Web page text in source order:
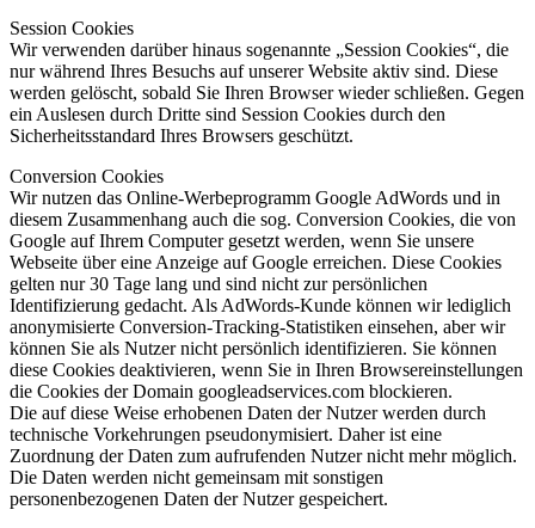
Session Cookies
Wir verwenden darüber hinaus sogenannte „Session Cookies“, die
nur während Ihres Besuchs auf unserer Website aktiv sind. Diese
werden gelöscht, sobald Sie Ihren Browser wieder schließen. Gegen
ein Auslesen durch Dritte sind Session Cookies durch den
Sicherheitsstandard Ihres Browsers geschützt.
Conversion Cookies
Wir nutzen das Online-Werbeprogramm Google AdWords und in
diesem Zusammenhang auch die sog. Conversion Cookies, die von
Google auf Ihrem Computer gesetzt werden, wenn Sie unsere
Webseite über eine Anzeige auf Google erreichen. Diese Cookies
gelten nur 30 Tage lang und sind nicht zur persönlichen
Identifizierung gedacht. Als AdWords-Kunde können wir lediglich
anonymisierte Conversion-Tracking-Statistiken einsehen, aber wir
können Sie als Nutzer nicht persönlich identifizieren. Sie können
diese Cookies deaktivieren, wenn Sie in Ihren Browsereinstellungen
die Cookies der Domain googleadservices.com blockieren.
Die auf diese Weise erhobenen Daten der Nutzer werden durch
technische Vorkehrungen pseudonymisiert. Daher ist eine
Zuordnung der Daten zum aufrufenden Nutzer nicht mehr möglich.
Die Daten werden nicht gemeinsam mit sonstigen
personenbezogenen Daten der Nutzer gespeichert.